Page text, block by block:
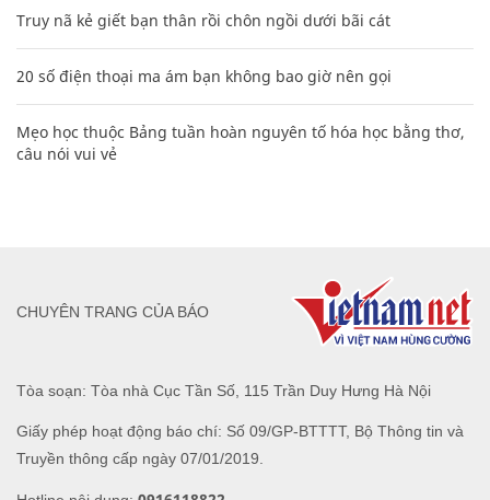
Truy nã kẻ giết bạn thân rồi chôn ngồi dưới bãi cát
20 số điện thoại ma ám bạn không bao giờ nên gọi
Mẹo học thuộc Bảng tuần hoàn nguyên tố hóa học bằng thơ,
câu nói vui vẻ
Tòa soạn: Tòa nhà Cục Tần Số, 115 Trần Duy Hưng Hà Nội
Giấy phép hoạt động báo chí: Số 09/GP-BTTTT, Bộ Thông tin và
Truyền thông cấp ngày 07/01/2019.
CHUYÊN TRANG CỦA BÁO